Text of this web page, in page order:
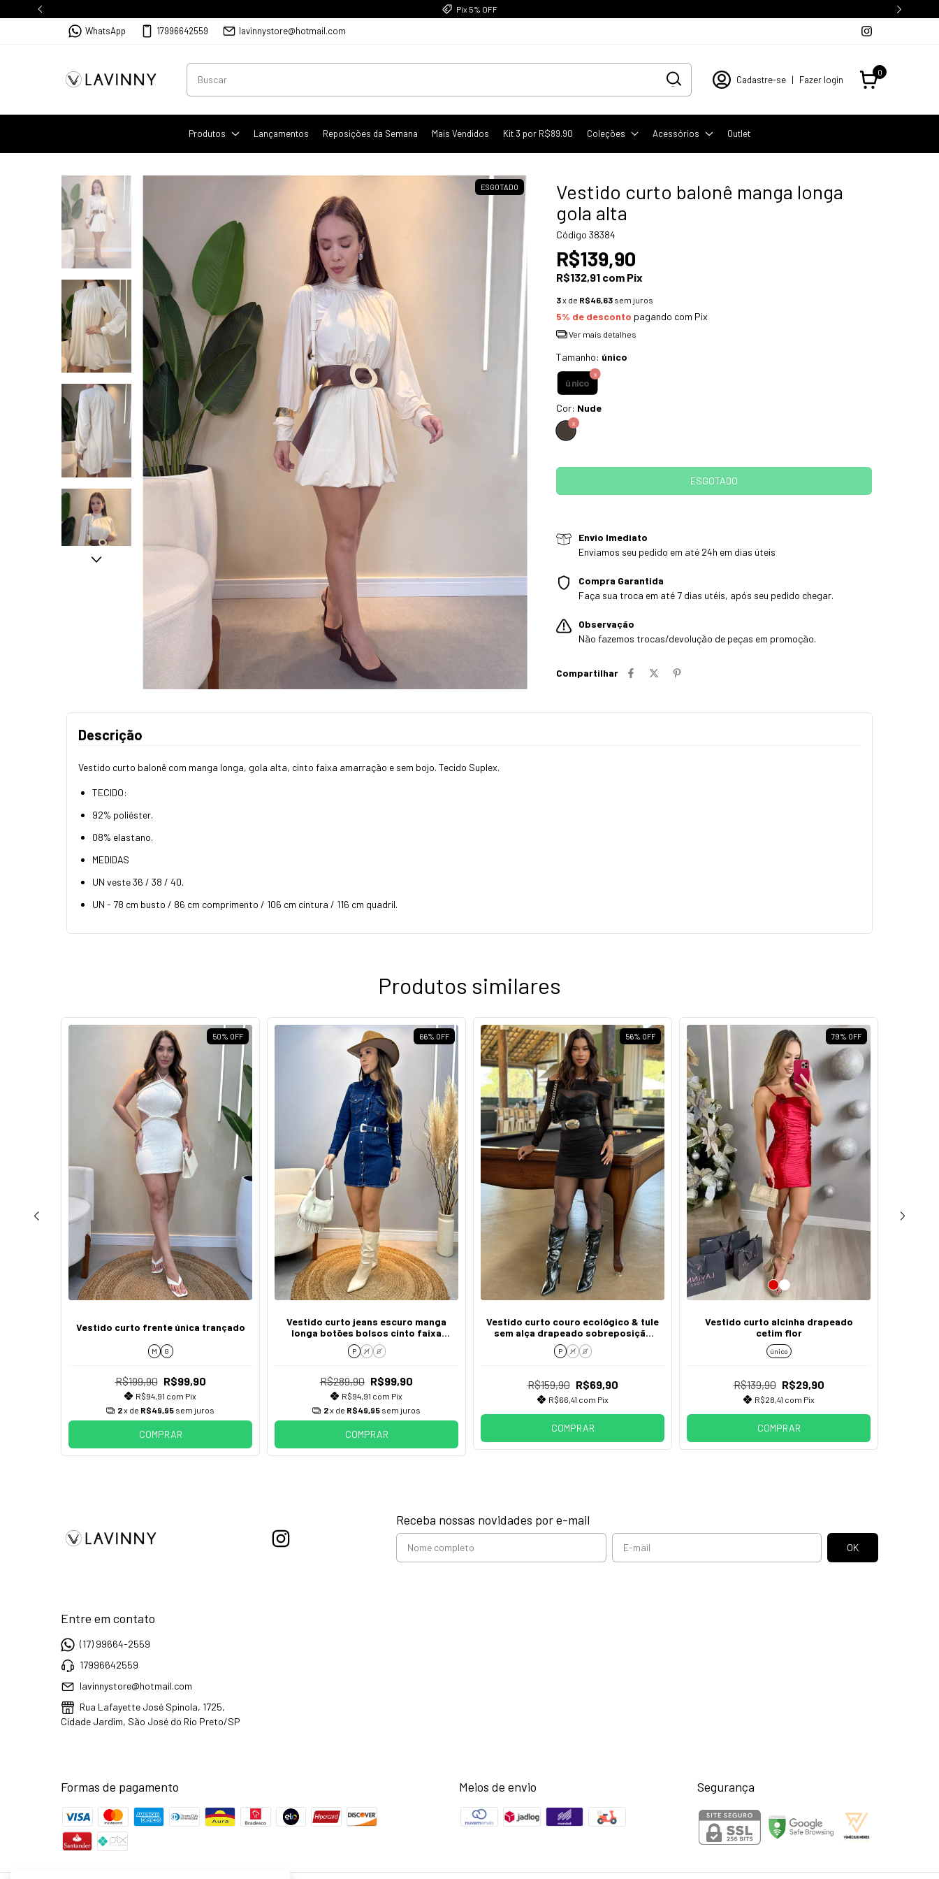
Pix 5% OFF
WhatsApp 17996642559 lavinnystore@hotmail.com
Cadastre-se | Fazer login
0
Produtos Lançamentos Reposições da Semana Mais Vendidos Kit 3 por R$89.90 Coleções Acessórios Outlet
ESGOTADO
Vestido curto balonê manga longa
gola alta
Código 38384
R$139,90
R$132,91 com Pix
3x de R$46,63 sem juros
5% de desconto pagando com Pix
Ver mais detalhes
Tamanho: único
único
Cor: Nude
Envio Imediato
Enviamos seu pedido em até 24h em dias úteis
Compra Garantida
Faça sua troca em até 7 dias utéis, após seu pedido chegar.
Observação
Não fazemos trocas/devolução de peças em promoção.
Compartilhar
Descrição
Vestido curto balonê com manga longa, gola alta, cinto faixa amarração e sem bojo. Tecido Suplex.
TECIDO:
92% poliéster.
08% elastano.
MEDIDAS
UN veste 36 / 38 / 40.
UN - 78 cm busto / 86 cm comprimento / 106 cm cintura / 116 cm quadril.
Produtos similares
50% OFF
Vestido curto frente única trançado
M G
R$199,90 R$99,90
R$94,91 com Pix
2x de R$49,95 sem juros
COMPRAR
66% OFF
Vestido curto jeans escuro manga
longa botões bolsos cinto faixa
fivela nexo
P M G
R$289,90 R$99,90
R$94,91 com Pix
2x de R$49,95 sem juros
COMPRAR
56% OFF
Vestido curto couro ecológico & tule
sem alça drapeado sobreposição
manguinha ombro a ombro preto
P M G
R$159,90 R$69,90
R$66,41 com Pix
COMPRAR
79% OFF
Vestido curto alcinha drapeado
cetim flor
único
R$139,90 R$29,90
R$28,41 com Pix
COMPRAR
Receba nossas novidades por e-mail
Entre em contato
(17) 99664-2559
17996642559
lavinnystore@hotmail.com
Rua Lafayette José Spinola, 1725,
Cidade Jardim, São José do Rio Preto/SP
Formas de pagamento Meios de envio Segurança